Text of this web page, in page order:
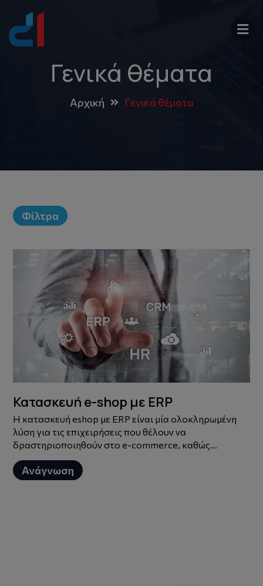
Γενικά θέματα
Αρχική Γενικά θέματα
Φίλτρα
Κατασκευή e-shop με ERP
Η κατασκευή eshop με ERP είναι μία ολοκληρωμένη
λύση για τις επιχειρήσεις που θέλουν να
δραστηριοποιηθούν στο e-commerce, καθώς
Ανάγνωση